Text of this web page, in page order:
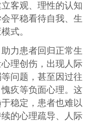
客观、理性的认知
平稳看待自我、生
式。
力患者回归正常生
理创伤，出现人际
问题，甚至因过往
疚等负面心理。这
稳定，患者也难以
的心理疏导、人际